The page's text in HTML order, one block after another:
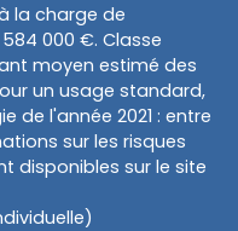
la charge de
000 €. Classe
moyen estimé des
un usage standard,
de l'année 2021 : entre
sur les risques
disponibles sur le site